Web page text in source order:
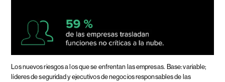
Los nuevos riesgos a los que se enfrentan las empresas. Base: variable;
líderes de seguridad y ejecutivos de negocios responsables de las